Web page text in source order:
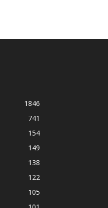
1846
741
154
149
138
122
105